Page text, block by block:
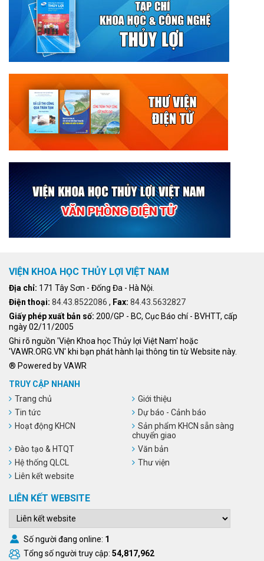
VIỆN KHOA HỌC THỦY LỢI VIỆT NAM
Địa chỉ: 171 Tây Sơn - Đống Đa - Hà Nội.
Điện thoại: 84.43.8522086 , Fax: 84.43.5632827
Giấy phép xuất bản số: 200/GP - BC, Cục Báo chí - BVHTT, cấp
ngày 02/11/2005
Ghi rõ nguồn 'Viện Khoa học Thủy lợi Việt Nam' hoặc
'VAWR.ORG.VN' khi bạn phát hành lại thông tin từ Website này.
® Powered by VAWR
TRUY CẬP NHANH
Trang chủ
Giới thiệu
Tin tức
Dự báo - Cảnh báo
Hoạt động KHCN
Sản phẩm KHCN sẵn sàng
chuyển giao
Đào tạo & HTQT
Văn bản
Hệ thống QLCL
Thư viện
Liên kết website
LIÊN KẾT WEBSITE
Số người đang online: 1
Tổng số người truy cập: 54,817,962